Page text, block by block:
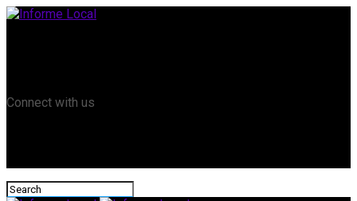
Connect with us